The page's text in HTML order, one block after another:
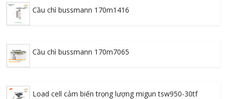
Cầu chì bussmann 170m1416
Cầu chì bussmann 170m7065
Load cell cảm biến trọng lượng migun tsw950-30tf